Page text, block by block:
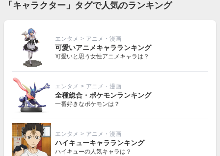
「キャラクター」タグで人気のランキング
エンタメ > アニメ・漫画
可愛いアニメキャラランキング
可愛いと思う女性アニメキャラは？
エンタメ > アニメ・漫画
全種総合・ポケモンランキング
一番好きなポケモンは？
エンタメ > アニメ・漫画
ハイキューキャラランキング
ハイキューの人気キャラは？